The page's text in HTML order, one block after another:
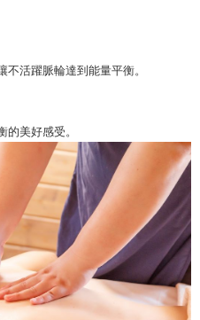
活躍脈輪達到能量平衡。
美好感受。